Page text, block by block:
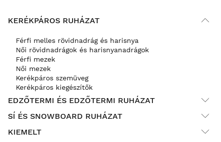
KERÉKPÁROS RUHÁZAT
Férfi melles rövidnadrág és harisnya
Női rövidnadrágok és harisnyanadrágok
Férfi mezek
Női mezek
Kerékpáros szemüveg
Kerékpáros kiegészítők
EDZŐTERMI ÉS EDZŐTERMI RUHÁZAT
SÍ ÉS SNOWBOARD RUHÁZAT
KIEMELT